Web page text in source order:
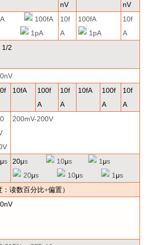
nV
nV
100fA
1pA
10f
A
100fA
1pA
10f
A
2
10fA
100f
A
10f
A
10fA
100f
A
10f
A
200mV-200V
μs 20μs 10μs 1μs
20μs 10μs 1μs
：读数百分比+偏置）